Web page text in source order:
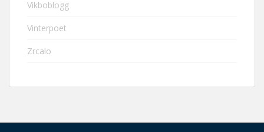
Vikboblogg
Vinterpoet
Zrcalo